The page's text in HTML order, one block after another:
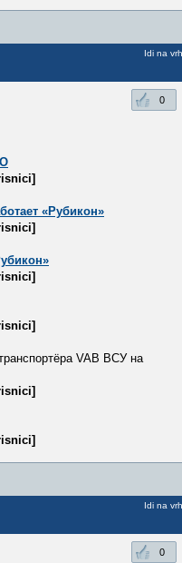
Idi na vrh
0
«Рубикон»
VAB ВСУ на
Idi na vrh
0